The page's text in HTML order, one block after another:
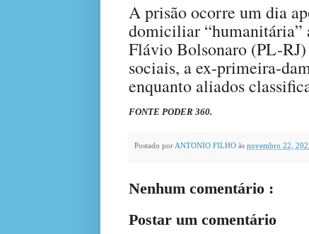
A prisão ocorre um dia
domiciliar “humanitária”
Flávio Bolsonaro (PL-
sociais, a ex-primeira-
enquanto aliados
FONTE PODER 360.
Postado por ANTONIO FILHO às novembro 22,
Nenhum comentário :
Postar um comentário